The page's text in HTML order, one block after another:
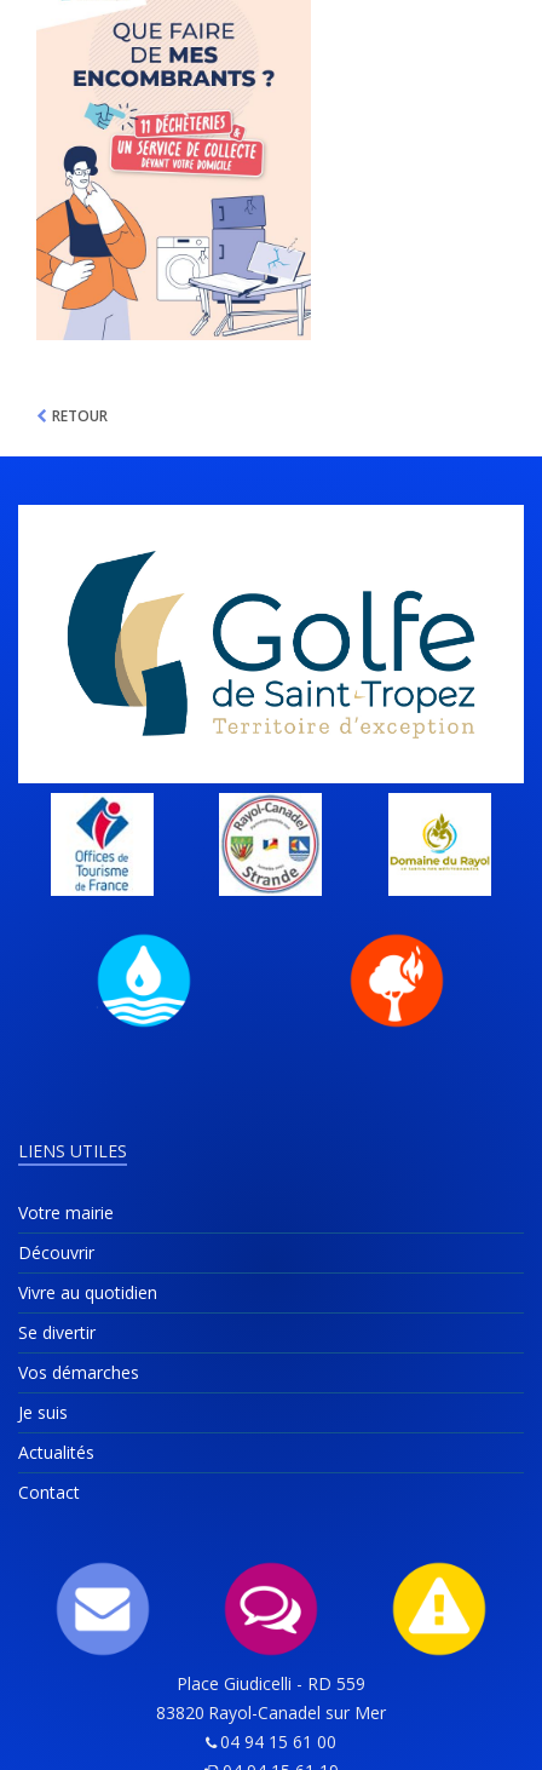
RETOUR
LIENS UTILES
Votre mairie
Découvrir
Vivre au quotidien
Se divertir
Vos démarches
Je suis
Actualités
Contact
Place Giudicelli - RD 559
83820 Rayol-Canadel sur Mer
04 94 15 61 00